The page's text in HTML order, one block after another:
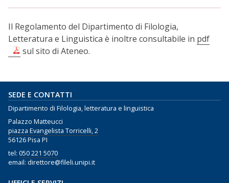
Il Regolamento del Dipartimento di Filologia,
Letteratura e Linguistica è inoltre consultabile in pdf
sul sito di Ateneo.
SEDE E CONTATTI
Dipartimento di Filologia, letteratura e linguistica
Palazzo Matteucci
piazza Evangelista Torricelli, 2
56126 Pisa PI
tel: 050 221 5070
email: direttore@fileli.unipi.it